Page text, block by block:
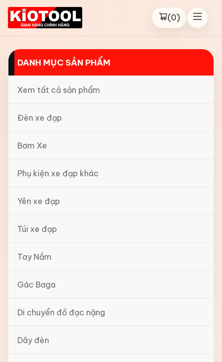
(0)
DANH MỤC SẢN PHẨM
Xem tất cả sản phẩm
Đèn xe đạp
Bơm Xe
Phụ kiện xe đạp khác
Yên xe đạp
Túi xe đạp
Tay Nắm
Gác Baga
Di chuyển đồ đạc nặng
Dây đèn